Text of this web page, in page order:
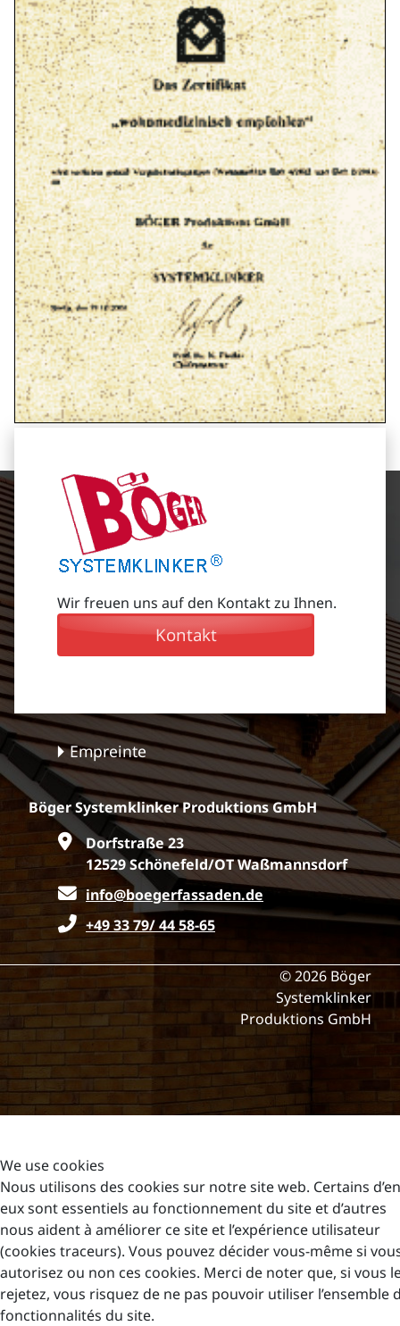
Wir freuen uns auf den Kontakt zu Ihnen.
Kontakt
Empreinte
Böger Systemklinker Produktions GmbH
Dorfstraße 23
12529 Schönefeld/OT Waßmannsdorf
info@boegerfassaden.de
+49 33 79/ 44 58-65
© 2026 Böger
Systemklinker
Produktions GmbH
We use cookies
Nous utilisons des cookies sur notre site web. Certains
eux sont essentiels au fonctionnement du site et d’autres
nous aident à améliorer ce site et l’expérience utilisateur
(cookies traceurs). Vous pouvez décider vous-même si
autorisez ou non ces cookies. Merci de noter que, si vous
rejetez, vous risquez de ne pas pouvoir utiliser l’ensemble
fonctionnalités du site.